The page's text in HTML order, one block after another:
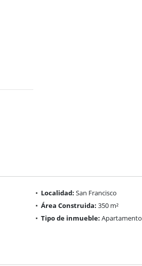
Localidad: San Francisco
Área Construida: 350 m²
Tipo de inmueble: Apartamento